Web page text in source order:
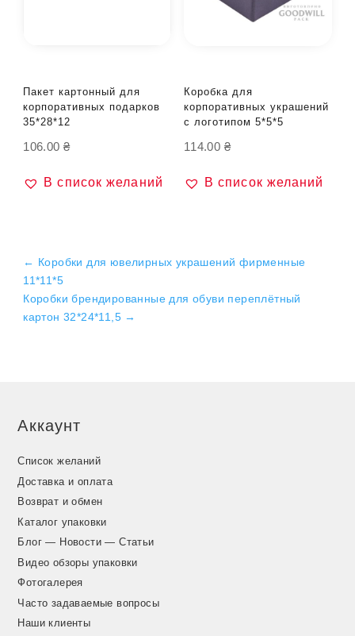
Пакет картонный для
корпоративных подарков
35*28*12
106.00 ₴
В список желаний
Коробка для
корпоративных украшений
с логотипом 5*5*5
114.00 ₴
В список желаний
← Коробки для ювелирных украшений фирменные
11*11*5
Коробки брендированные для обуви переплётный
картон 32*24*11,5→
Аккаунт
Список желаний
Доставка и оплата
Возврат и обмен
Каталог упаковки
Блог — Новости — Статьи
Видео обзоры упаковки
Фотогалерея
Часто задаваемые вопросы
Наши клиенты